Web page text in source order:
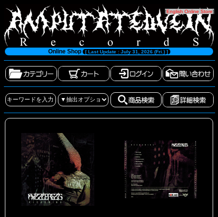
[English Online Store]
Online Shop [ Last Update : July 31, 2026 (Fri.) ]